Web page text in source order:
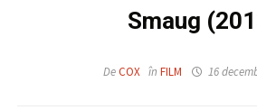
Smaug
DeCOX înFILM 16